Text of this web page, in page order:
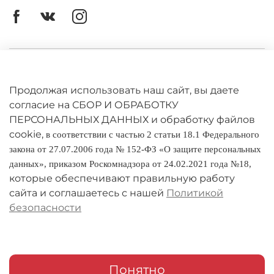
Оферта
Политика конфиденциальности
Оплата и доставка
Условия обмена и возврата
Реквизиты
Продолжая использовать наш сайт, вы даете
согласие на СБОР И ОБРАБОТКУ
ПЕРСОНАЛЬНЫХ ДАННЫХ и обработку файлов
cookie, в соответствии с частью 2 статьи 18.1 Федерального
закона от 27.07.2006 года № 152-ФЗ «О защите персональных
данных», приказом Роскомнадзора от 24.02.2021 года №18,
которые обеспечивают правильную работу
сайта и соглашаетесь с нашей Политикой
безопасности
Понятно